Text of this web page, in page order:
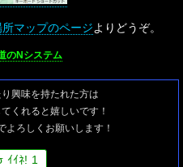
マップのページよりどうぞ。
のNシステム
興味を持たれた方は
くれると嬉しいです！
よろしくお願いします！
ｲｲﾈ! 1